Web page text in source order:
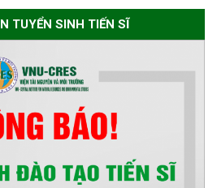
EME 2026 on “Earth, Mine and
Environmental Sciences for the
Advancement of Strategic
Infrastructure Development”
TUYỂN SINH TIẾN SĨ